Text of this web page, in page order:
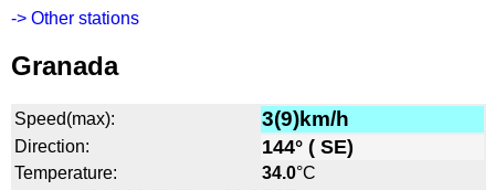
-> Other stations
Granada
Speed(max): 3(9)km/h
Direction: 144° ( SE)
Temperature: 34.0°C